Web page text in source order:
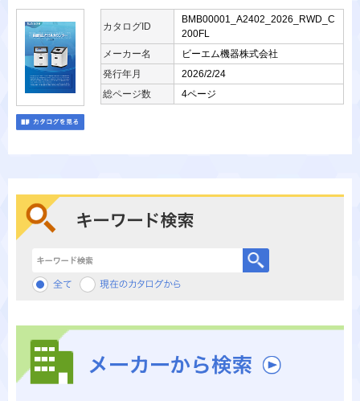
カタログID
BMB00001_A2402_2026_RWD_C
200FL
メーカー名
ビーエム機器株式会社
発行年月
2026/2/24
総ページ数
4ページ
キーワード検索